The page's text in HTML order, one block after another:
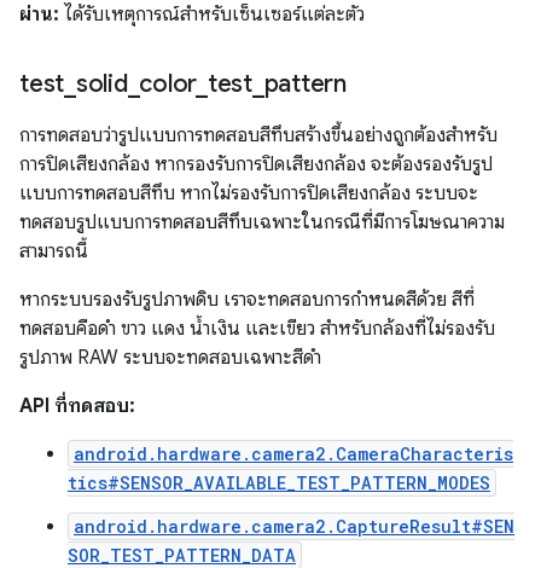
ผ่าน: ได้รับเหตุการณ์สำหรับเซ็นเซอร์แต่ละตัว
test solid_ color_ test_ pattern
การทดสอบว่ารูปแบบการทดสอบสีทึบสร้างขึ้นอย่างถูกต้องสำหรับ
การปิดเสียงกล้อง หากรองรับการปิดเสียงกล้อง จะต้องรองรับรูป
แบบการทดสอบสีทึบ หากไม่รองรับการปิดเสียงกล้อง ระบบจะ
ทดสอบรูปแบบการทดสอบสีทึบเฉพาะในกรณีที่มีการโฆษณาความ
สามารถนี้
หากระบบรองรับรูปภาพดิบ เราจะทดสอบการกำหนดสีด้วย สีที่
ทดสอบคือดำ ขาว แดง น้ำเงิน และเขียว สำหรับกล้องที่ไม่รองรับ
รูปภาพ RAW ระบบจะทดสอบเฉพาะสีดำ
API ที่ทดสอบ:
android.hardware.camera2.CameraCharacteris
tics#SENSOR_AVAILABLE_TEST_PATTERN_MODES
android.hardware.camera2.CaptureResult#SEN
SOR_TEST_PATTERN_DATA